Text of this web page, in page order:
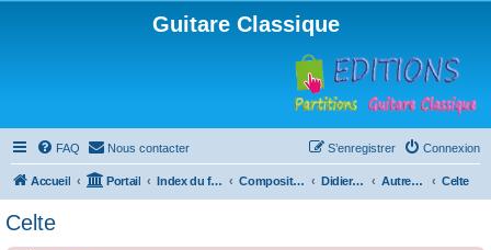
Guitare Classique
FAQ Nous contacter Connexion
S’enregistrer
Accueil Portail Index du forum Compositions Didierland Autres musiques Celte
Celte